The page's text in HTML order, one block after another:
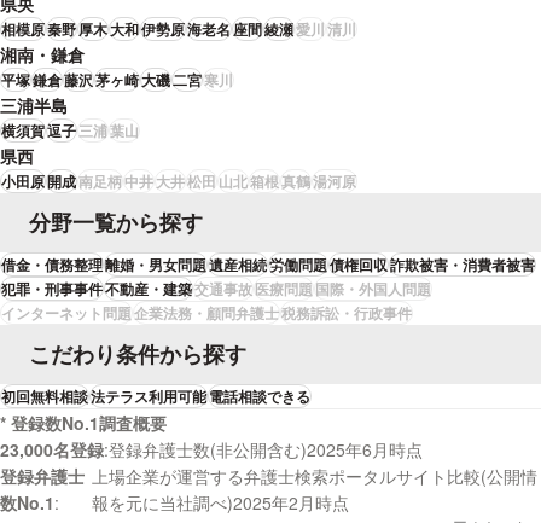
に帰ることができました。その後も検察官との折衝を行い、事件は不起訴処
分となり、終結しました。
相模原秦野厚木大和伊勢原海老名座間綾瀬愛川 清川
湘南・鎌倉
平塚鎌倉藤沢茅ヶ崎大磯二宮寒川
三浦半島
横須賀逗子三浦葉山
県西
小田原開成南足柄中井大井松田 山北箱根真鶴湯河原
分野一覧から探す
借金・債務整理離婚・男女問題遺産相続労働問題債権回収詐欺被害・消費者被害
犯罪・刑事事件不動産・建築交通事故医療問題 国際・外国人問題
インターネット問題企業法務・顧問弁護士税務訴訟・行政事件
こだわり条件から探す
初回無料相談法テラス利用可能電話相談できる
* 登録数No.1調査概要
23,000名登録 登録弁護士数(非公開含む)2025年6月時点
登録弁護士
数No.1
上場企業が運営する弁護士検索ポータルサイト比較(公開情
報を元に当社調べ)2025年2月時点